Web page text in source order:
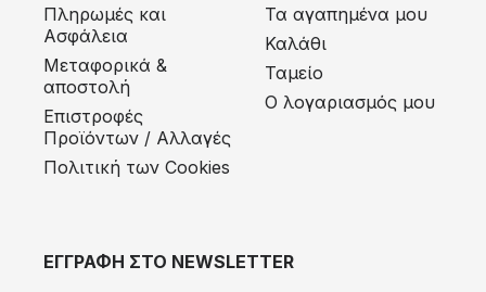
Πληρωμές και
Ασφάλεια
Μεταφορικά &
αποστολή
Eπιστροφές
Προϊόντων / Αλλαγές
Πολιτική των Cookies
Τα αγαπημένα μου
Καλάθι
Ταμείο
Ο λογαριασμός μου
ΕΓΓΡΑΦΗ ΣΤΟ NEWSLETTER